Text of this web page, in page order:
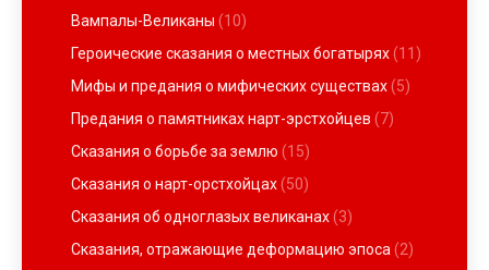
Вампалы-Великаны (10)
Героические сказания о местных богатырях(11)
Мифы и предания о мифических существах(5)
Предания о памятниках нарт-эрстхойцев (7)
Сказания о борьбе за землю (15)
Сказания о нарт-орстхойцах(50)
Сказания об одноглазых великанах(3)
Сказания, отражающие деформацию эпоса (2)